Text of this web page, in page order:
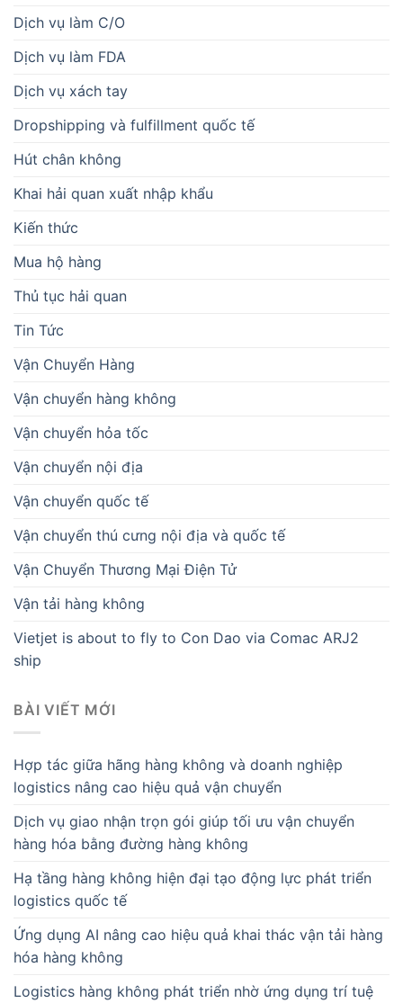
Dịch vụ làm C/O
Dịch vụ làm FDA
Dịch vụ xách tay
Dropshipping và fulfillment quốc tế
Hút chân không
Khai hải quan xuất nhập khẩu
Kiến thức
Mua hộ hàng
Thủ tục hải quan
Tin Tức
Vận Chuyển Hàng
Vận chuyển hàng không
Vận chuyển hỏa tốc
Vận chuyển nội địa
Vận chuyển quốc tế
Vận chuyển thú cưng nội địa và quốc tế
Vận Chuyển Thương Mại Điện Tử
Vận tải hàng không
Vietjet is about to fly to Con Dao via Comac ARJ2
ship
BÀI VIẾT MỚI
Hợp tác giữa hãng hàng không và doanh nghiệp
logistics nâng cao hiệu quả vận chuyển
Dịch vụ giao nhận trọn gói giúp tối ưu vận chuyển
hàng hóa bằng đường hàng không
Hạ tầng hàng không hiện đại tạo động lực phát triển
logistics quốc tế
Ứng dụng AI nâng cao hiệu quả khai thác vận tải hàng
hóa hàng không
Logistics hàng không phát triển nhờ ứng dụng trí tuệ